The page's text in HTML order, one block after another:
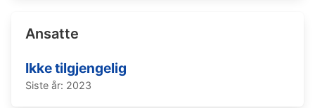
Ansatte
Ikke tilgjengelig
Siste år: 2023